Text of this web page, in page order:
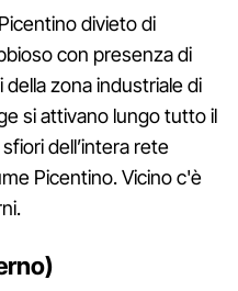
divieto di
con presenza di
zona industriale di
si attivano lungo tutto il
dell’intera rete
Picentino. Vicino c'è